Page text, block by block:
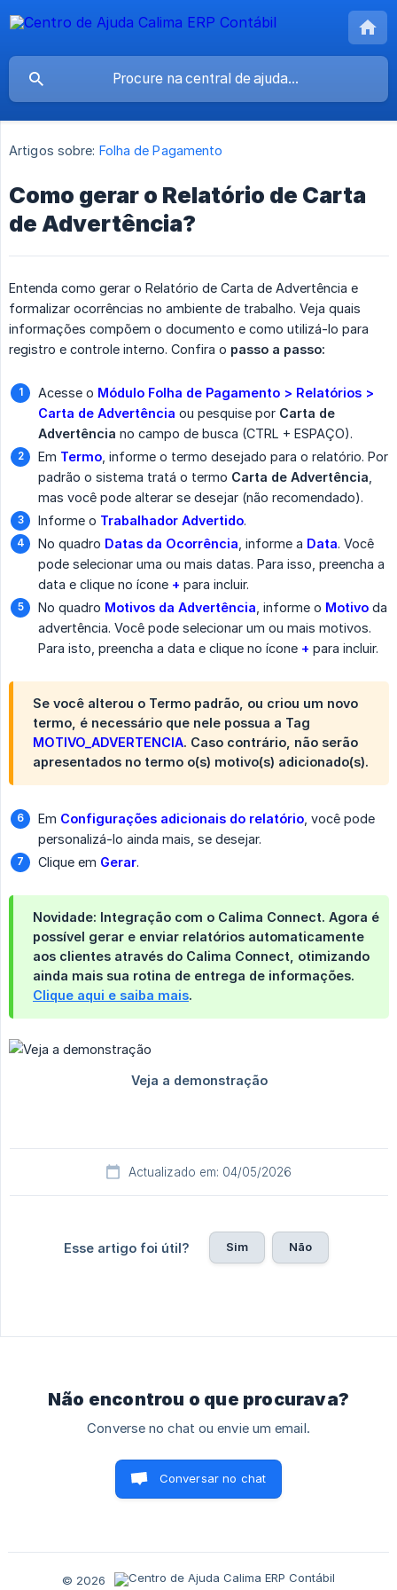
Artigos sobre: Folha de Pagamento
Como gerar o Relatório de Carta
de Advertência?
Entenda como gerar o Relatório de Carta de Advertência e
formalizar ocorrências no ambiente de trabalho. Veja quais
informações compõem o documento e como utilizá-lo para
registro e controle interno. Confira o passo a passo:
Acesse o Módulo Folha de Pagamento > Relatórios >
Carta de Advertência ou pesquise por Carta de
Advertência no campo de busca (CTRL + ESPAÇO).
Em Termo , informe o termo desejado para o relatório. Por
padrão o sistema tratá o termo Carta de Advertência
mas você pode alterar se desejar (não recomendado).
Informe o Trabalhador Advertido.
No quadro Datas da Ocorrência , informe a Data. Você
pode selecionar uma ou mais datas. Para isso, preencha a
data e clique no ícone + para incluir.
No quadro Motivos da Advertência , informe o Motivo da
advertência. Você pode selecionar um ou mais motivos.
Para isto, preencha a data e clique no ícone + para incluir.
Se você alterou o Termo padrão, ou criou um novo
termo, é necessário que nele possua a Tag
MOTIVO_ADVERTENCIA. Caso contrário, não serão
apresentados no termo o(s) motivo(s) adicionado(s).
Em Configurações adicionais do relatório , você pode
personalizá-lo ainda mais, se desejar.
Clique em Gerar.
Novidade: Integração com o Calima Connect. Agora é
possível gerar e enviar relatórios automaticamente
aos clientes através do Calima Connect , otimizando
ainda mais sua rotina de entrega de informações.
Clique aqui e saiba mais.
Actualizado em: 04/05/2026
Esse artigo foi útil? Sim Não
Não encontrou o que procurava?
Converse no chat ou envie um email.
Conversar no chat
© 2026